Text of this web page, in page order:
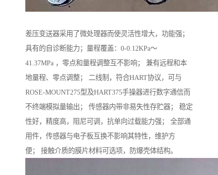
差压变送器采用了微处理器而使灵活性增大，功能强；
具有的自诊断能力；量程覆盖：0-0.12KPa～
41.37MPa ，零点和量程调整互不影响； 兼有远程和本
地量程、零点调整； 二线制，符合HART协议，可与
ROSE-MOUNT275型及HART375手操器进行数字通信而
不终端模拟量输出； 传感器内带非易失性存贮器； 稳定
性好，精度高，阻尼可调，抗单向过载能力强； 全部通
用件，传感器与电子板互换不影响其特性，维护方
便； 接触介质的膜片材料可选项，防爆壳体结构。